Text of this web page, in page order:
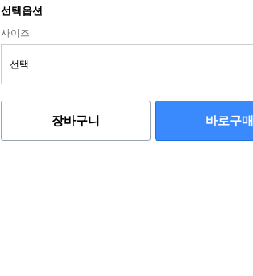
선택옵션
사이즈
장바구니 바로구매